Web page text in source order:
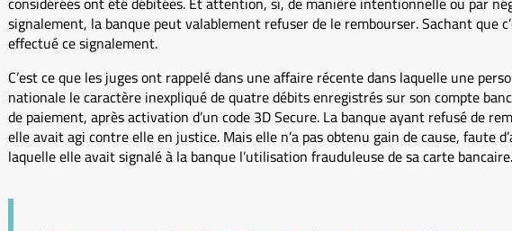
signalement, la banque peut valablement refuser de le rembourser. Sachant que
effectué ce signalement.
C’est ce que les juges ont rappelé dans une affaire récente dans laquelle une
nationale le caractère inexpliqué de quatre débits enregistrés sur son compte
de paiement, après activation d’un code 3D Secure. La banque ayant refusé de
elle avait agi contre elle en justice. Mais elle n’a pas obtenu gain de cause, faute
laquelle elle avait signalé à la banque l’utilisation frauduleuse de sa carte bancaire.